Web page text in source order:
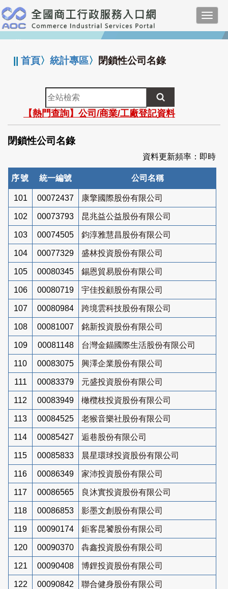
跳
到
主
要
:::
||首頁〉統計專區〉 閉鎖性公司名錄
全
站
檢
索
【熱門查詢】公司/商業/工廠登記資料
閉鎖性公司名錄
資料更新頻率：即時
序號 統一編號 公司名稱
101 00072437 康擎國際股份有限公司
102 00073793 昆兆益公益股份有限公司
103 00074505 鈞淳雅慧昌股份有限公司
104 00077329 盛林投資股份有限公司
105 00080345 錫恩貿易股份有限公司
106 00080719 宇佳投顧股份有限公司
107 00080984 跨境雲科技股份有限公司
108 00081007 銘新投資股份有限公司
109 00081148 台灣金錨國際生活股份有限公司
110 00083075 興澤企業股份有限公司
111 00083379 元盛投資股份有限公司
112 00083949 橄欖枝投資股份有限公司
113 00084525 老猴音樂社股份有限公司
114 00085427 逅巷股份有限公司
115 00085833 晨星環球投資股份有限公司
116 00086349 家沛投資股份有限公司
117 00086565 良沐實投資股份有限公司
118 00086853 影墨文創股份有限公司
119 00090174 鉅客昆饕股份有限公司
120 00090370 犇鑫投資股份有限公司
121 00090408 博鋰投資股份有限公司
122 00090842 聯合健身股份有限公司